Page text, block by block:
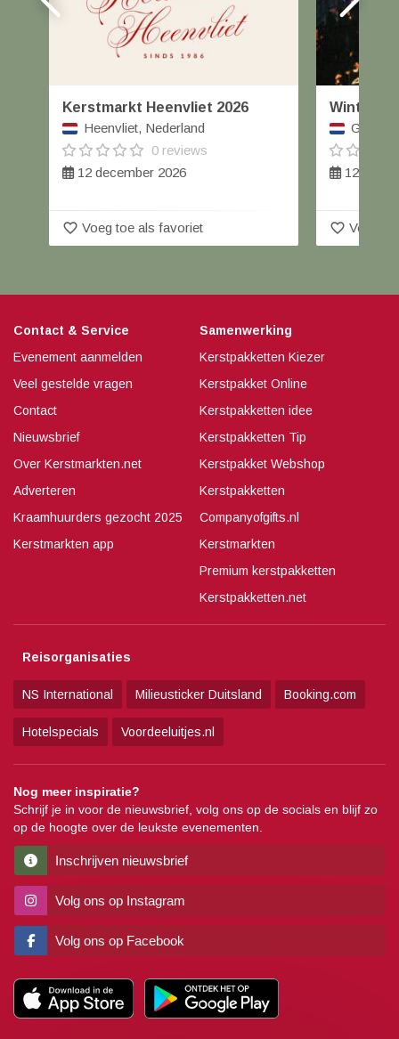
Kerstmarkt Heenvliet 2026
Heenvliet, Nederland
0 reviews
12 december 2026
favorite_border Voeg toe als favoriet
12
favorite_border Voeg
Contact & Service
Evenement aanmelden
Veel gestelde vragen
Contact
Nieuwsbrief
Over Kerstmarkten.net
Adverteren
Kraamhuurders gezocht 2025
Kerstmarkten app
Samenwerking
Kerstpakketten Kiezer
Kerstpakket Online
Kerstpakketten idee
Kerstpakketten Tip
Kerstpakket Webshop
Kerstpakketten
Companyofgifts.nl
Kerstmarkten
Premium kerstpakketten
Kerstpakketten.net
Reisorganisaties
NS International Milieusticker Duitsland Booking.com
Hotelspecials Voordeeluitjes.nl
Nog meer inspiratie?
Schrijf je in voor de nieuwsbrief, volg ons op de socials en blijf zo
op de hoogte over de leukste evenementen.
Inschrijven nieuwsbrief
Volg ons op Instagram
Volg ons op Facebook